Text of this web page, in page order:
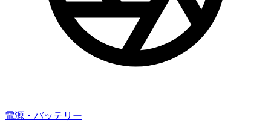
電源・バッテリー